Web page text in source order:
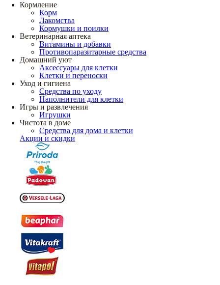
Кормление
Корм
Лакомства
Кормушки и поилки
Ветеринарная аптека
Витамины и добавки
Противопаразитарные средства
Домашний уют
Аксессуары для клетки
Клетки и переноски
Уход и гигиена
Средства по уходу
Наполнители для клетки
Игры и развлечения
Игрушки
Чистота в доме
Средства для дома и клетки
Акции и скидки